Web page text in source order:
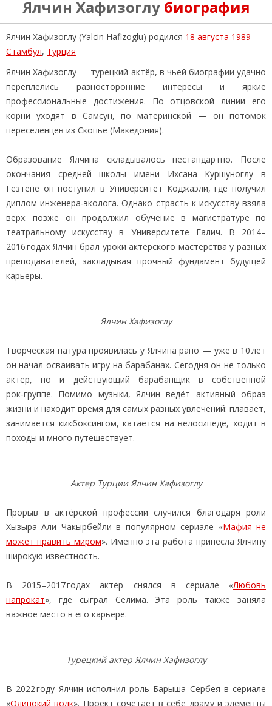
Ялчин Хафизоглу биография
Ялчин Хафизоглу (Yalcin Hafizoglu) родился 18 августа 1989 -
Стамбул, Турция
Ялчин Хафизоглу — турецкий актёр, в чьей биографии удачно
переплелись разносторонние интересы и яркие
профессиональные достижения. По отцовской линии его
корни уходят в Самсун, по материнской — он потомок
переселенцев из Скопье (Македония).
Образование Ялчина складывалось нестандартно. После
окончания средней школы имени Ихсана Куршуноглу в
Гёзтепе он поступил в Университет Коджаэли, где получил
диплом инженера‑эколога. Однако страсть к искусству взяла
верх: позже он продолжил обучение в магистратуре по
театральному искусству в Университете Галич. В 2014–
2016 годах Ялчин брал уроки актёрского мастерства у разных
преподавателей, закладывая прочный фундамент будущей
карьеры.
Ялчин Хафизоглу
Творческая натура проявилась у Ялчина рано — уже в 10 лет
он начал осваивать игру на барабанах. Сегодня он не только
актёр, но и действующий барабанщик в собственной
рок‑группе. Помимо музыки, Ялчин ведёт активный образ
жизни и находит время для самых разных увлечений: плавает,
занимается кикбоксингом, катается на велосипеде, ходит в
походы и много путешествует.
Актер Турции Ялчин Хафизоглу
Прорыв в актёрской профессии случился благодаря роли
Хызыра Али Чакырбейли в популярном сериале «Мафия не
может править миром». Именно эта работа принесла Ялчину
широкую известность.
В 2015–2017 годах актёр снялся в сериале «Любовь
напрокат», где сыграл Селима. Эта роль также заняла
важное место в его карьере.
Турецкий актер Ялчин Хафизоглу
В 2022 году Ялчин исполнил роль Барыша Сербея в сериале
«Одинокий волк». Проект сочетает в себе драму и элементы